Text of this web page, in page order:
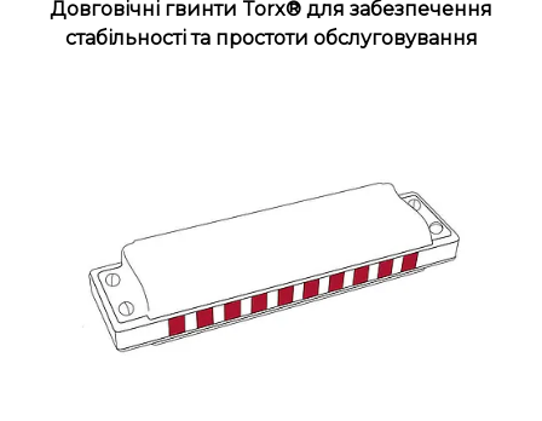
Довговічні гвинти Torx® для забезпечення
стабільності та простоти обслуговування